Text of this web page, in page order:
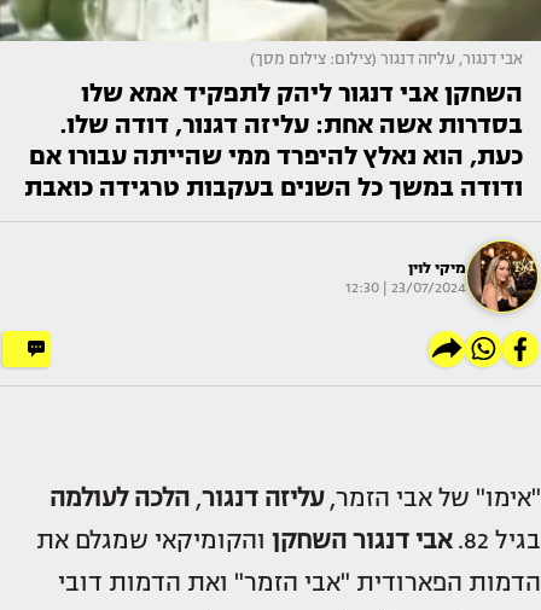
אבי דנגור, עליזה דנגור (צילום: צילום מסך)
השחקן אבי דנגור ליהק לתפקיד אמא שלו
בסדרות אשה אחת: עליזה דגנור, דודה שלו.
כעת, הוא נאלץ להיפרד ממי שהייתה עבורו אם
ודודה במשך כל השנים בעקבות טרגידה כואבת
מיקי לוין
23/07/2024 | 12:30
"אימו" של אבי הזמר,עליזה דנגור, הלכה לעולמה
בגיל 82.
אבי דנגור השחקן והקומיקאי שמגלם את
הדמות הפארודית "אבי הזמר" ואת הדמות דובי